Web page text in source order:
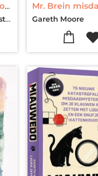
VOL. 5 DOEBOEK voor volwassenen
Daniel López Valle-Cristóbal Fortúnez
Gareth Moore